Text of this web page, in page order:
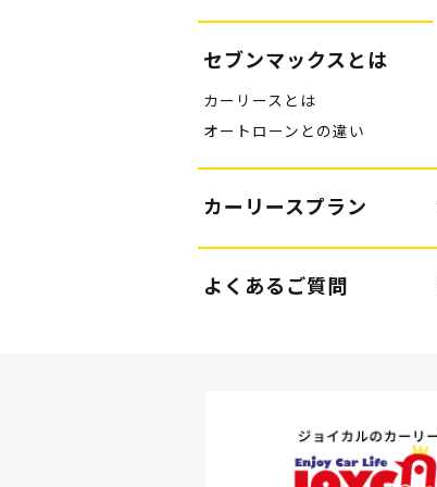
セブンマックスとは
カーリースとは
オートローンとの違い
カーリースプラン
よくあるご質問